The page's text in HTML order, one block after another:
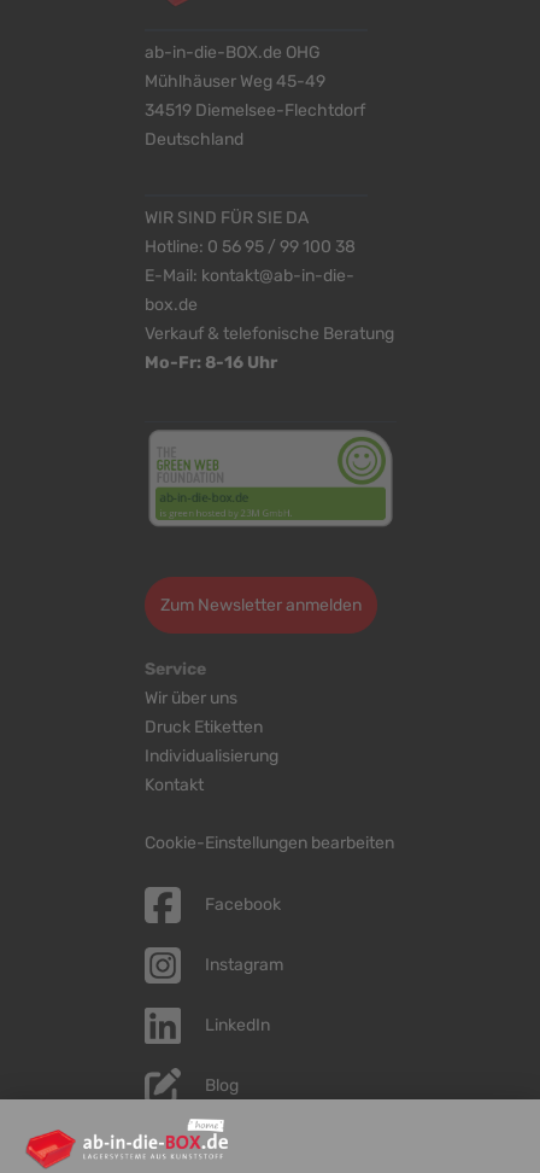
ab-in-die-BOX.de OHG
Mühlhäuser Weg 45-49
34519 Diemelsee-Flechtdorf
Deutschland
WIR SIND FÜR SIE DA
Hotline: 0 56 95 / 99 100 38
E-Mail: kontakt@ab-in-die-
box.de
Verkauf & telefonische Beratung
Mo-Fr: 8-16 Uhr
Zum Newsletter anmelden
Service
Wir über uns
Druck Etiketten
Individualisierung
Kontakt
Cookie-Einstellungen bearbeiten
Facebook
Instagram
LinkedIn
Blog
YouTube